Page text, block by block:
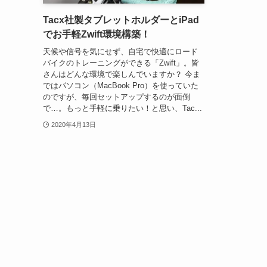
Tacx社製タブレットホルダーとiPad
でお手軽Zwift環境構築！
天候や信号を気にせず、自宅で快適にロード
バイクのトレーニングができる「Zwift」。皆
さんはどんな環境で楽しんでいますか？ 今ま
ではパソコン（MacBook Pro）を使っていた
のですが、毎回セットアップするのが面倒
で…。もっと手軽に乗りたい！と思い、Tac...
2020年4月13日